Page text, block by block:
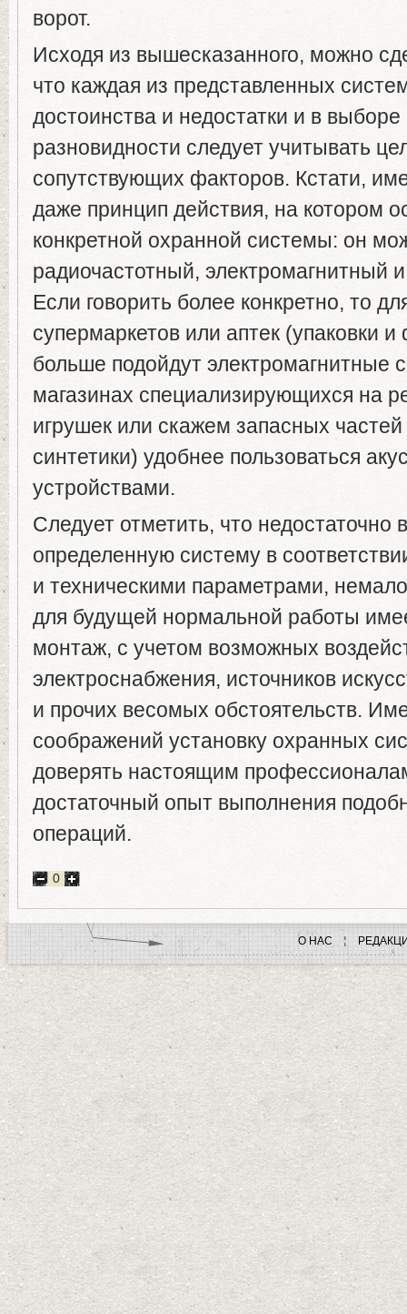
ворот.
Исходя из вышесказанного, можно
что каждая из представленных
достоинства и недостатки и в выборе
разновидности следует учитывать
сопутствующих факторов. Кстати,
даже принцип действия, на котором
конкретной охранной системы: он
радиочастотный, электромагнитный
Если говорить более конкретно, то
супермаркетов или аптек (упаковки
больше подойдут электромагнитные
магазинах специализирующихся на
игрушек или скажем запасных
синтетики) удобнее пользоваться
устройствами.
Следует отметить, что недостаточно
определенную систему в
и техническими параметрами,
для будущей нормальной работы
монтаж, с учетом возможных
электроснабжения, источников
и прочих весомых обстоятельств.
соображений установку охранных
доверять настоящим
достаточный опыт выполнения
операций.
0
О НАС